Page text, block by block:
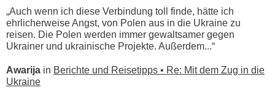
„Auch wenn ich diese Verbindung toll finde, hätte ich
ehrlicherweise Angst, von Polen aus in die Ukraine zu
reisen. Die Polen werden immer gewaltsamer gegen
Ukrainer und ukrainische Projekte. Außerdem...“
Awarija in Berichte und Reisetipps • Re: Mit dem Zug in die
Ukraine